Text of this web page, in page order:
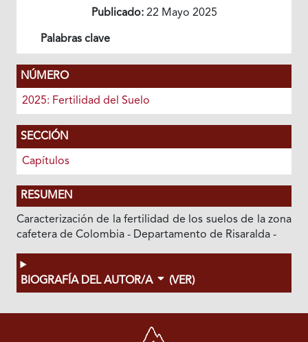
Publicado:22 Mayo 2025
Palabras clave
NÚMERO
2025: Fertilidad del Suelo
SECCIÓN
Capítulos
RESUMEN
Caracterización de la fertilidad de los suelos de la zona
cafetera de Colombia - Departamento de Risaralda -
BIOGRAFÍA DEL AUTOR/A (VER)